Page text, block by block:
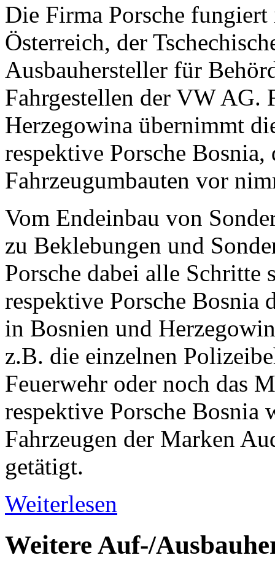
Die Firma Porsche
Österreich, der
Ausbauhersteller für
Fahrgestellen der VW
Herzegowina übernimmt
respektive Porsche
Fahrzeugumbauten vor
Vom Endeinbau von
zu Beklebungen und
Porsche dabei alle Schritte
respektive Porsche
in Bosnien und
z.B. die einzelnen
Feuerwehr oder noch das
respektive Porsche Bosnia
Fahrzeugen der Marken
getätigt.
Weiterlesen
Weitere Auf-/